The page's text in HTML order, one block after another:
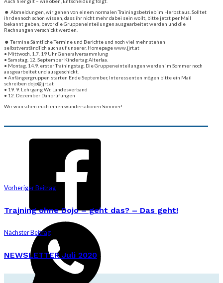
☻ Abmeldungen, wir gehen von einem normalen Trainingsbetrieb im Herbst aus. Solltet
ihr dennoch schon wissen, dass ihr nicht mehr dabei sein wollt, bitte jetzt per Mail
bekannt geben, bevor die Gruppeneinteilungen ausgearbeitet werden und die
Rechnungen verschickt werden.
☻ Termine Sämtliche Termine und Berichte und noch viel mehr stehen
selbstverständlich auch auf unserer, Homepage www.jjrt.at
• Mittwoch, 1.7. 19 Uhr Generalversammlung
• Samstag, 12. September Kindertag Alterlaa.
• Montag, 14.9. erster Trainingstag. Die Gruppeneinteilungen werden im Sommer noch
ausgearbeitet und ausgeschickt.
• Anfängergruppen starten Ende September, Interessenten mögen bitte ein Mail
schreiben dojo@jjrt.at
• 19. 9. Lehrgang Wr. Landesverband
• 12. Dezember Danprüfungen
Wir wünschen euch einen wunderschönen Sommer!
Vorheriger Beitrag
Training ohne Dojo – geht das? – Das geht!
Nächster Beitrag
NEWSLETTER Juli 2020